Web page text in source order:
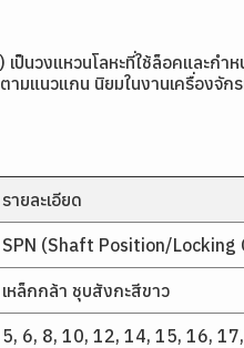
วงแหวนโลหะที่ใช้ล็อคและกำ
มแนวแกน นิยมในงานเครื่องจัก
รายละเอียด
SPN (Shaft Position/Locking
เหล็กกล้า ชุบสังกะสีขาว
5, 6, 8, 10, 12, 14, 15, 16,